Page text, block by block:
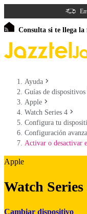
Consulta si te llega la
Ayuda
Guías de dispositivos
Apple
Watch Series 4
Configura tu
Configuración
Activar o desactivar
Apple
Watch Series
Cambiar dispositivo